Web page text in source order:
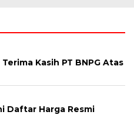
Kasih PT BNPG Atas
Daftar Harga Resmi